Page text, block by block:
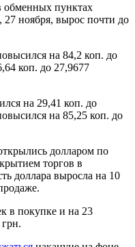
обменных пунктах
27 ноября, вырос почти до
на 84,2 коп. до
коп. до 27,9677
на 29,41 коп. до
на 85,25 коп. до
долларом по
торгов в
доллара выросла на 10
в покупке и на 23